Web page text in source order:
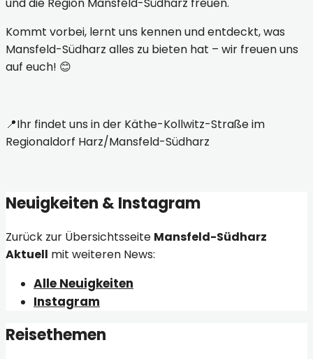
Kommt vorbei, lernt uns kennen und entdeckt, was
Mansfeld-Südharz alles zu bieten hat – wir freuen uns
auf euch! 😊
📍Ihr findet uns in der Käthe-Kollwitz-Straße im
Regionaldorf Harz/Mansfeld-Südharz
Neuigkeiten & Instagram
Zurück zur Übersichtsseite Mansfeld-Südharz
Aktuell mit weiteren News:
Alle Neuigkeiten
Instagram
Reisethemen